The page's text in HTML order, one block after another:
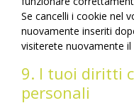
Se cancelli i cookie nel
nuovamente inseriti
visiterete nuovamente
9. I tuoi diritti
personali